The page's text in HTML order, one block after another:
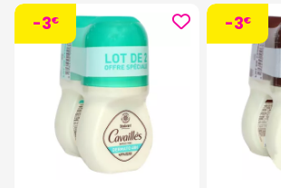
-3€ -3€